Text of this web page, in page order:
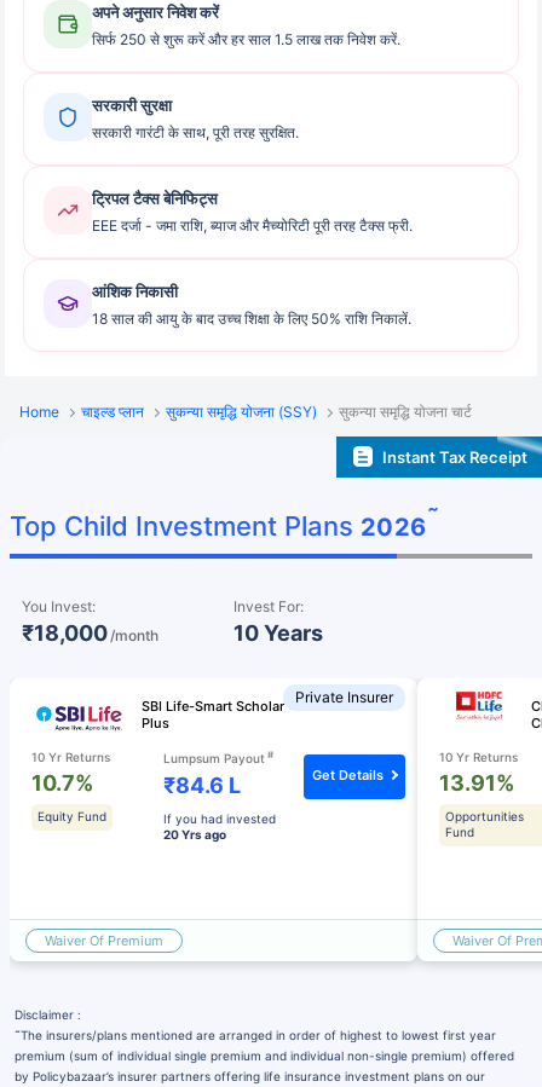
अपने अनुसार निवेश करें
सिर्फ 250 से शुरू करें और हर साल 1.5 लाख तक निवेश करें.
सरकारी सुरक्षा
सरकारी गारंटी के साथ, पूरी तरह सुरक्षित.
ट्रिपल टैक्स बेनिफिट्स
EEE दर्जा - जमा राशि, ब्याज और मैच्योरिटी पूरी तरह टैक्स फ्री.
आंशिक निकासी
18 साल की आयु के बाद उच्च शिक्षा के लिए 50% राशि निकालें.
Home चाइल्ड प्लान सुकन्या समृद्धि योजना (SSY) सुकन्या समृद्धि योजना चार्ट
Instant Tax Receipt
Top Child Investment Plans 2026˜
You Invest:
₹18,000 /month
Invest For:
10 Years
Private Insurer
Waiver Of Premium
SBI Life-Smart Scholar
Plus
10 Yr Returns
10.7%
Equity Fund
Lumpsum Payout #
₹84.6 L
If you had invested
20 Yrs ago
Get Details
Waiver Of
10 Yr Returns
13.91%
Opportunities
Fund
Disclaimer :
˜The insurers/plans mentioned are arranged in order of highest to lowest first year
premium (sum of individual single premium and individual non-single premium) offered
by Policybazaar’s insurer partners offering life insurance investment plans on our